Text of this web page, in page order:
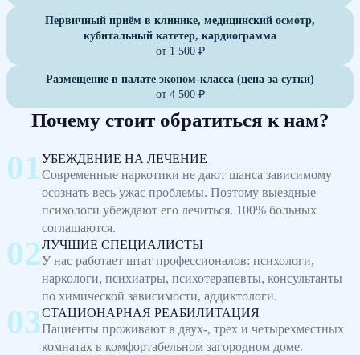
Первичный приём в клинике, медицинский осмотр,
кубитальный катетер, кардиограмма
от 1 500 ₽
Размещение в палате эконом-класса (цена за сутки)
от 4 500 ₽
Почему стоит обратиться к нам?
УБЕЖДЕНИЕ НА ЛЕЧЕНИЕ
Современные наркотики не дают шанса зависимому
осознать весь ужас проблемы. Поэтому выездные
психологи убеждают его лечиться. 100% больных
соглашаются.
ЛУЧШИЕ СПЕЦИАЛИСТЫ
У нас работает штат профессионалов: психологи,
наркологи, психиатры, психотерапевты, консультанты
по химической зависимости, аддиктологи.
СТАЦИОНАРНАЯ РЕАБИЛИТАЦИЯ
Пациенты проживают в двух-, трех и четырехместных
комнатах в комфортабельном загородном доме.